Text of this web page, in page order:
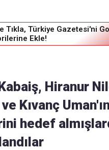
Tıkla, Türkiye Gazetesi'ni
Ekle!
Hiranur
Kıvanç
hedef